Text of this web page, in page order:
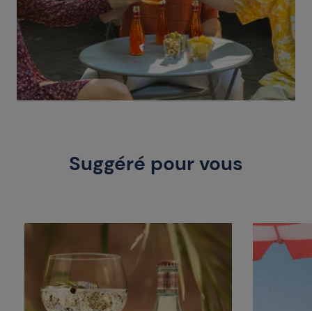
Suggéré pour vous